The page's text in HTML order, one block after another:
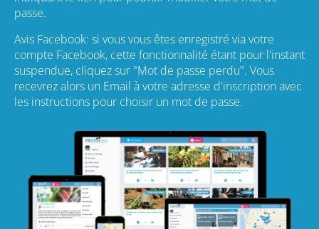
passe.
Avis Facebook: si vous vous êtes enregistré via votre
compte Facebook, cette fonctionnalité étant pour l'instant
suspendue, cliquez sur "Mot de passe perdu". Vous
recevrez alors un Email à votre adresse d'inscription avec
les instructions pour choisir un mot de passe.